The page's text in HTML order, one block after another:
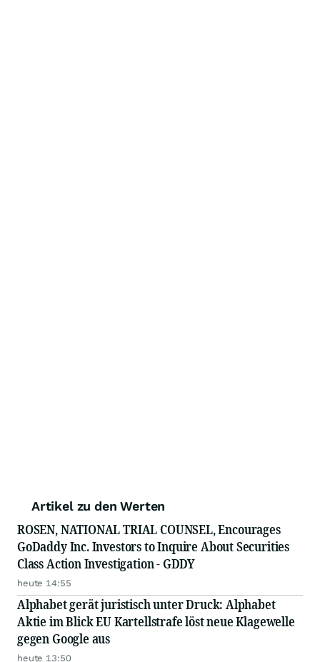
Artikel zu den Werten
ROSEN, NATIONAL TRIAL COUNSEL, Encourages
GoDaddy Inc. Investors to Inquire About Securities
Class Action Investigation - GDDY
heute 14:55
Alphabet gerät juristisch unter Druck: Alphabet
Aktie im Blick EU Kartellstrafe löst neue Klagewelle
gegen Google aus
heute 13:50